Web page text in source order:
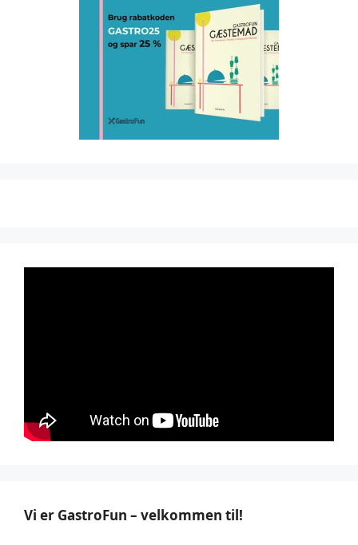
Vi er GastroFun – velkommen til!